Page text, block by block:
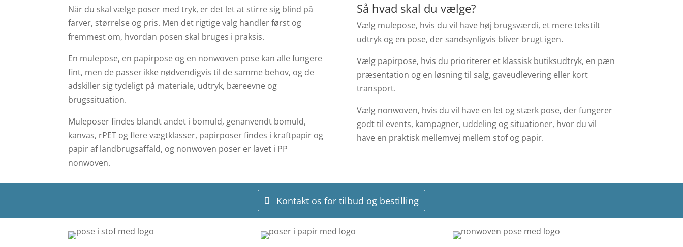
Når du skal vælge poser med tryk, er det let at stirre sig blind på
farver, størrelse og pris. Men det rigtige valg handler først og
fremmest om, hvordan posen skal bruges i praksis.
En mulepose, en papirpose og en nonwoven pose kan alle fungere
fint, men de passer ikke nødvendigvis til de samme behov, og de
adskiller sig tydeligt på materiale, udtryk, bæreevne og
brugssituation.
Muleposer findes blandt andet i bomuld, genanvendt bomuld,
kanvas, rPET og flere vægtklasser, papirposer findes i kraftpapir og
papir af landbrugsaffald, og nonwoven poser er lavet i PP
nonwoven.
Så hvad skal du vælge?
Vælg mulepose, hvis du vil have høj brugsværdi, et mere tekstilt
udtryk og en pose, der sandsynligvis bliver brugt igen.
Vælg papirpose, hvis du prioriterer et klassisk butiksudtryk, en pæn
præsentation og en løsning til salg, gaveudlevering eller kort
transport.
Vælg nonwoven, hvis du vil have en let og stærk pose, der fungerer
godt til events, kampagner, uddeling og situationer, hvor du vil
have en praktisk mellemvej mellem stof og papir.
Kontakt os for tilbud og bestilling